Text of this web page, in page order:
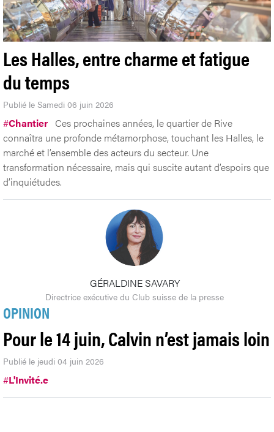
Les Halles, entre charme et fatigue
du temps
Publié le Samedi 06 juin 2026
#Chantier Ces prochaines années, le quartier de Rive
connaîtra une profonde métamorphose, touchant les Halles, le
marché et l’ensemble des acteurs du secteur. Une
transformation nécessaire, mais qui suscite autant d’espoirs que
d’inquiétudes.
GÉRALDINE SAVARY
Directrice exécutive du Club suisse de la presse
OPINION
Pour le 14 juin, Calvin n’est jamais loin
Publié le jeudi 04 juin 2026
#L'Invité.e